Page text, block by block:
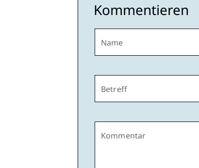
Kommentieren
Name
Betreff
Kommentar